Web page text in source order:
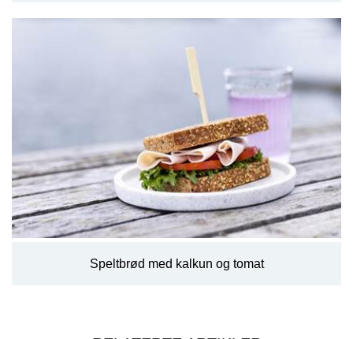
Speltbrød med kalkun og tomat